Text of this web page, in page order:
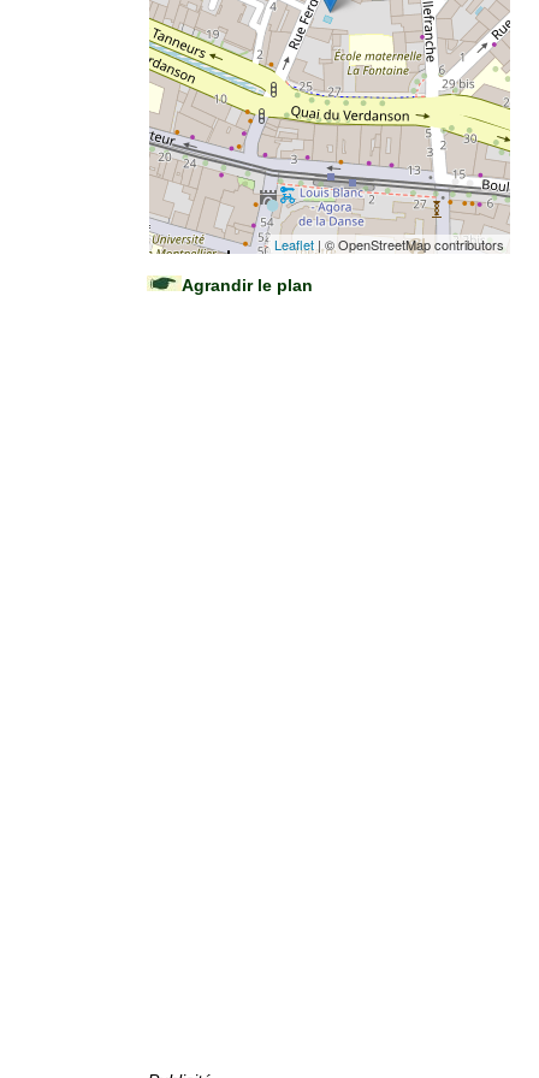
Leaflet | © OpenStreetMap contributors
Agrandir le plan